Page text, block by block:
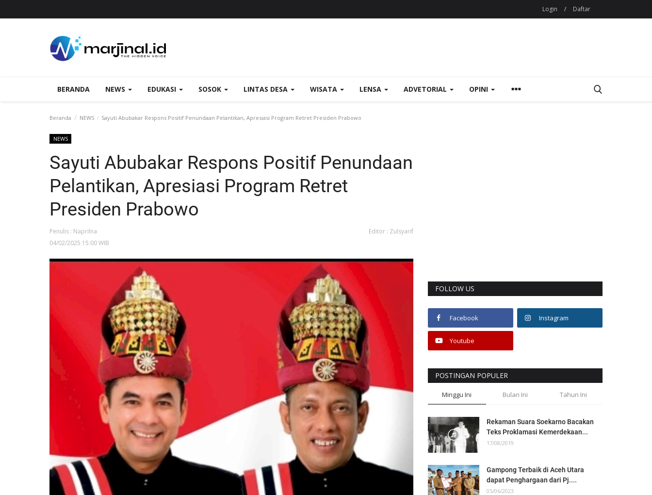
Login / Daftar
BERANDA NEWS EDUKASI SOSOK LINTAS DESA WISATA LENSA ADVETORIAL OPINI
Beranda NEWS Sayuti Abubakar Respons Positif Penundaan Pelantikan, Apresiasi Program Retret Presiden Prabowo
NEWS
Sayuti Abubakar Respons Positif Penundaan
Pelantikan, Apresiasi Program Retret
Presiden Prabowo
Penulis : Naprilna
Editor : Zulsyarif
04/02/2025 15:00 WIB
FOLLOW US
Facebook Instagram
Youtube
POSTINGAN POPULER
Minggu Ini Bulan Ini Tahun Ini
Rekaman Suara Soekarno Bacakan
Teks Proklamasi Kemerdekaan...
17/08/2019
Gampong Terbaik di Aceh Utara
dapat Penghargaan dari Pj....
05/06/2023